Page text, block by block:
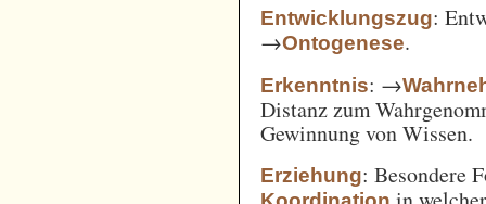
Entwicklungszug:
→Ontogenese.
Erkenntnis: →
Distanz zum
Gewinnung von Wissen.
Erziehung: Besondere